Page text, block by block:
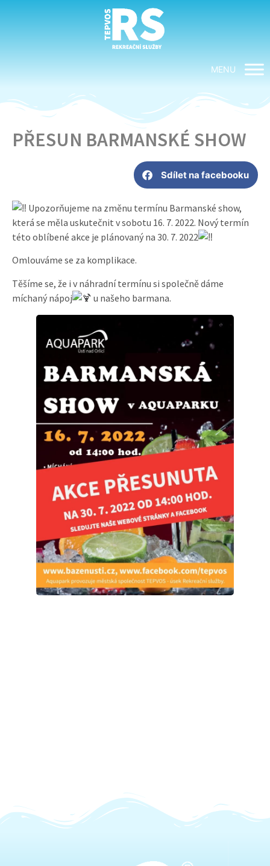
MENU
PŘESUN BARMANSKÉ SHOW
Sdílet na facebooku
Upozorňujeme na změnu termínu Barmanské show,
která se měla uskutečnit v sobotu 16. 7. 2022. Nový termín
této oblíbené akce je plánovaný na 30. 7. 2022
Omlouváme se za komplikace.
Těšíme se, že i v náhradní termínu si společně dáme
míchaný nápoj
u našeho barmana.